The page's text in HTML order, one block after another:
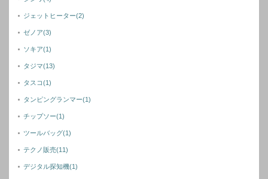
ジェットヒーター(2)
ゼノア(3)
ソキア(1)
タジマ(13)
タスコ(1)
タンピングランマー(1)
チップソー(1)
ツールバッグ(1)
テクノ販売(11)
デジタル探知機(1)